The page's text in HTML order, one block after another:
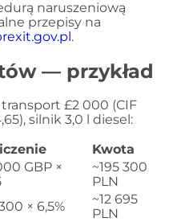
naruszeniową
przepisy na
.
— przykład
£2 000 (CIF
silnik 3,0 l diesel:
Kwota
GBP ×
~195 300
PLN
× 6,5%
~12 695
PLN